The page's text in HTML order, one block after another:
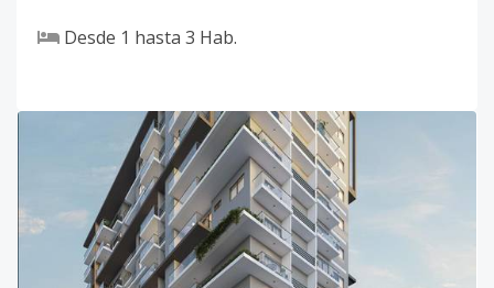
Desde 1 hasta 3 Hab.